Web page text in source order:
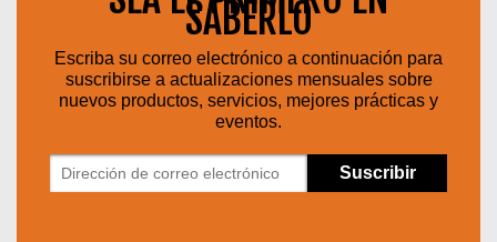
SABERLO
Escriba su correo electrónico a continuación para
suscribirse a actualizaciones mensuales sobre
nuevos productos, servicios, mejores prácticas y
eventos.